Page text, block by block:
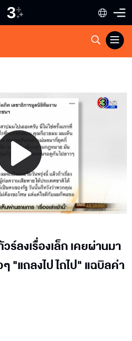
ร์ลงเรื่องเล็ก เคยผ่านมา
"แถลงไป ไถไป" แฉบิลค่า